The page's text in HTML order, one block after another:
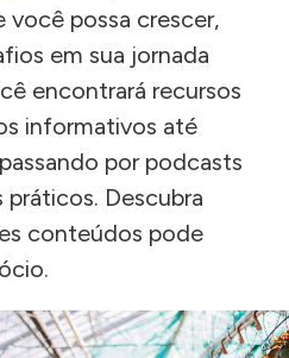
você possa crescer,
em sua jornada
encontrará recursos
informativos até
por podcasts
práticos. Descubra
conteúdos pode